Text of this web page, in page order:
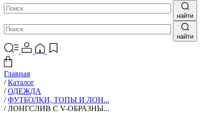
найти
найти
Главная
/ Каталог
/ ОДЕЖДА
/ ФУТБОЛКИ, ТОПЫ И ЛОН...
/ ЛОНГСЛИВ С V-ОБРАЗНЫ...